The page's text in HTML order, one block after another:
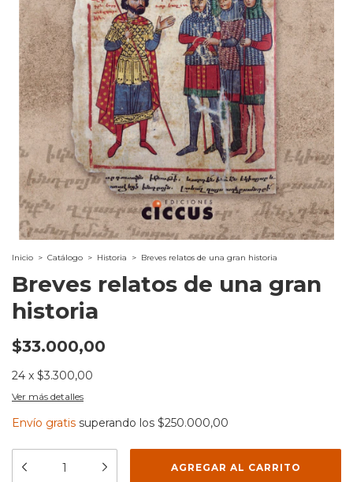
Inicio > Catálogo > Historia > Breves relatos de una gran historia
Breves relatos de una gran
historia
$33.000,00
24 x $3.300,00
Ver más detalles
Envío gratis superando los $250.000,00